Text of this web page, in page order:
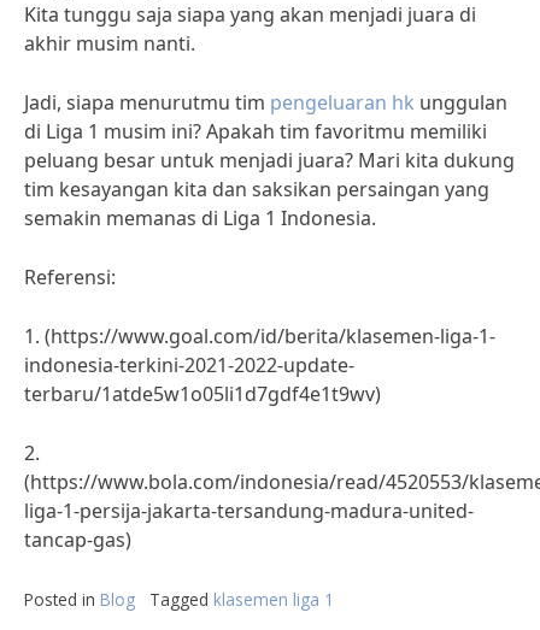
Kita tunggu saja siapa yang akan menjadi juara di
akhir musim nanti.
Jadi, siapa menurutmu tim pengeluaran hk unggulan
di Liga 1 musim ini? Apakah tim favoritmu memiliki
peluang besar untuk menjadi juara? Mari kita dukung
tim kesayangan kita dan saksikan persaingan yang
semakin memanas di Liga 1 Indonesia.
Referensi:
1. (https://www.goal.com/id/berita/klasemen-liga-1-
indonesia-terkini-2021-2022-update-
terbaru/1atde5w1o05li1d7gdf4e1t9wv)
2.
(https://www.bola.com/indonesia/read/4520553/
liga-1-persija-jakarta-tersandung-madura-united-
tancap-gas)
Posted in Blog Tagged klasemen liga 1